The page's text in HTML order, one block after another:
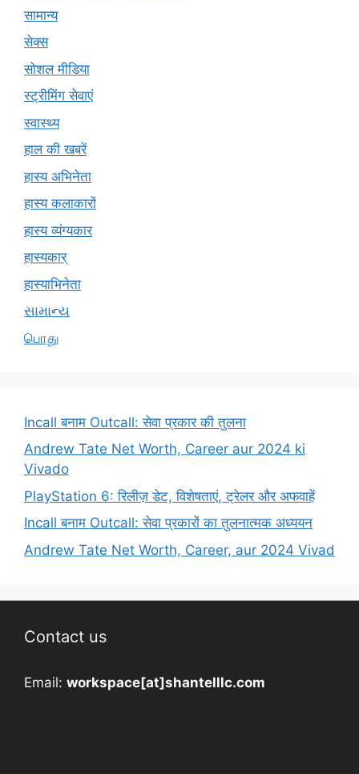
सामान्य
सेक्स
सोशल मीडिया
स्ट्रीमिंग सेवाएं
स्वास्थ्य
हाल की खबरें
हास्य अभिनेता
हास्य कलाकारों
हास्य व्यंग्यकार
हास्यकार्
हास्याभिनेता
સામાન્ય
பொது
Incall बनाम Outcall: सेवा प्रकार की तुलना
Andrew Tate Net Worth, Career aur 2024 ki
Vivado
PlayStation 6: रिलीज़ डेट, विशेषताएं, ट्रेलर और अफवाहें
Incall बनाम Outcall: सेवा प्रकारों का तुलनात्मक अध्ययन
Andrew Tate Net Worth, Career, aur 2024 Vivad
Contact us
Email: workspace[at]shantelllc.com